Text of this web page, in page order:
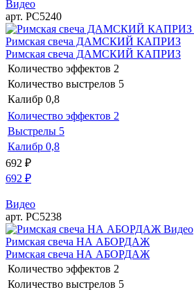
Видео
арт. РС5240
Римская свеча ДАМСКИЙ КАПРИЗ
Римская свеча ДАМСКИЙ КАПРИЗ
Количество эффектов 2
Количество выстрелов 5
Калибр 0,8
Количество эффектов 2
Выстрелы 5
Калибр 0,8
692 ₽
692 ₽
Видео
арт. РС5238
Видео
Римская свеча НА АБОРДАЖ
Римская свеча НА АБОРДАЖ
Количество эффектов 2
Количество выстрелов 5